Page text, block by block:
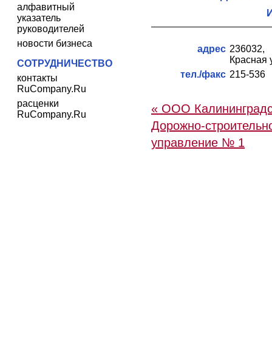
алфавитный
указатель
руководителей
новости бизнеса
СОТРУДНИЧЕСТВО
контакты
RuCompany.Ru
расценки
RuCompany.Ru
адрес 236032,
Красная
тел./факс 215-536
« ООО
Дорожно-
управление № 1